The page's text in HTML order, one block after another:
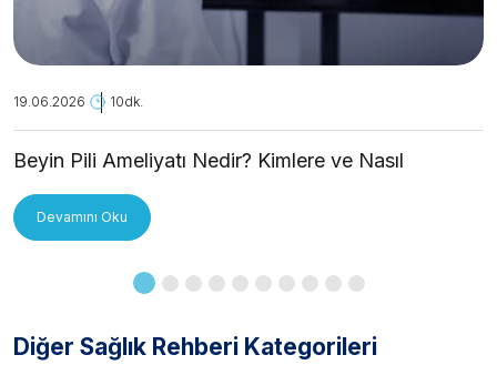
19.06.2026 10dk.
Beyin Pili Ameliyatı Nedir? Kimlere ve Nasıl
Devamını Oku
Diğer Sağlık Rehberi Kategorileri